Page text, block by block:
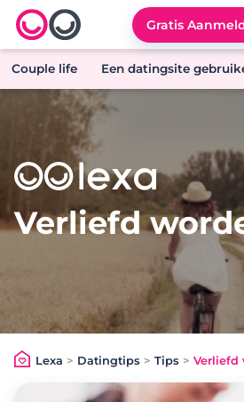
Lexa logo
Gratis
Couple life Een datingsite
Verliefd
Lexa > Datingtips > Tips > Verliefd